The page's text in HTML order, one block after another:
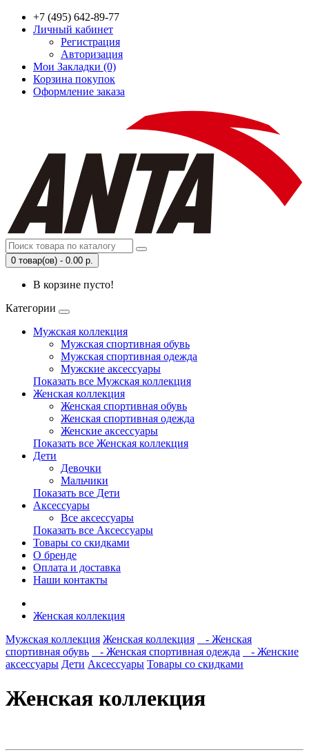
+7 (495) 642-89-77
Личный кабинет
Регистрация
Авторизация
Мои Закладки (0)
Корзина покупок
Оформление заказа
0 товар(ов) - 0.00 р.
В корзине пусто!
Категории
Мужская коллекция
Мужская спортивная обувь
Мужская спортивная одежда
Мужские аксессуары
Показать все Мужская коллекция
Женская коллекция
Женская спортивная обувь
Женская спортивная одежда
Женские аксессуары
Показать все Женская коллекция
Дети
Девочки
Мальчики
Показать все Дети
Аксессуары
Все аксессуары
Показать все Аксессуары
Товары со скидками
О бренде
Оплата и доставка
Наши контакты
Женская коллекция
Мужская коллекция Женская коллекция
- Женская
спортивная обувь
- Женская спортивная одежда
- Женские
аксессуары Дети Аксессуары Товары со скидками
Женская коллекция